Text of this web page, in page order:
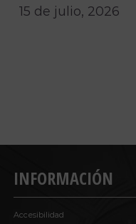
15 de julio, 2026
INFORMACIÓN
Accesibilidad